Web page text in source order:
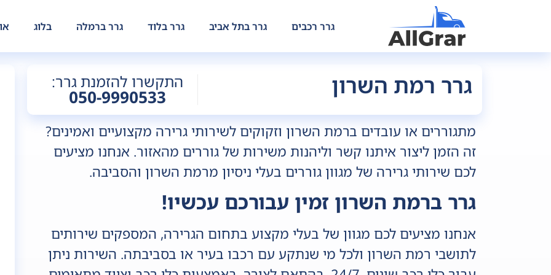
גרר רכבים גרר בתל אביב גרר בלוד גרר ברמלה בלוג
גרר רמת השרון התקשרו להזמנת גרר:
050-9990533
מתגוררים או עובדים ברמת השרון וזקוקים לשירותי גרירה מקצועיים ואמינים?
זה הזמן ליצור איתנו קשר וליהנות משירות של גוררים מהאזור. אנחנו מציעים
לכם שירותי גרירה של מגוון גוררים בעלי ניסיון מרמת השרון והסביבה.
גרר ברמת השרון זמין עבורכם עכשיו!
אנחנו מציעים לכם מגוון של בעלי מקצוע בתחום הגרירה, המספקים שירותים
לתושבי רמת השרון ולכל מי שנתקע עם רכבו בעיר או בסביבתה. השירות ניתן